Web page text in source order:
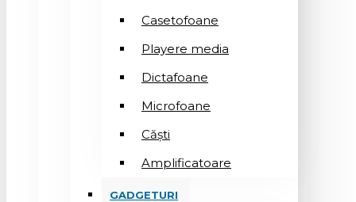
Casetofoane
Playere media
Dictafoane
Microfoane
Căşti
Amplificatoare
GADGETURI